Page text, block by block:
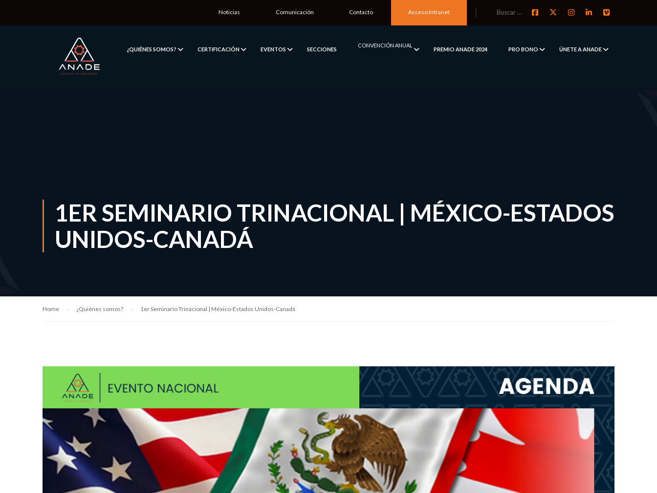
Noticias Comunicación Contacto Acceso Intranet
¿QUIÉNES SOMOS? CERTIFICACIÓN EVENTOS SECCIONES
CONVENCIÓN ANUAL
PREMIO ANADE 2024 PRO BONO ÚNETE A ANADE
1ER SEMINARIO TRINACIONAL | MÉXICO-ESTADOS
UNIDOS-CANADÁ
Home ¿Quiénes somos? 1er Seminario Trinacional | México-Estados Unidos-Canadá